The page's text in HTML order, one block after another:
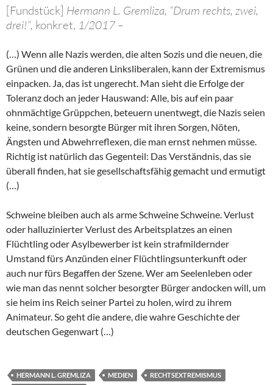
[Fundstück] Hermann L. Gremliza, “Drum rechts, zwei,
drei!“, konkret, 1/2017 –
(…) Wenn alle Nazis werden, die alten Sozis und die neuen, die
Grünen und die anderen Linksliberalen, kann der Extremismus
einpacken. Ja, das ist ungerecht. Man sieht die Erfolge der
Toleranz doch an jeder Hauswand: Alle, bis auf ein paar
ohnmächtige Grüppchen, beteuern unentwegt, die Nazis seien
keine, sondern besorgte Bürger mit ihren Sorgen, Nöten,
Ängsten und Abwehrreflexen, die man ernst nehmen müsse.
Richtig ist natürlich das Gegenteil: Das Verständnis, das sie
überall finden, hat sie gesellschaftsfähig gemacht und ermutigt
(…)
Schweine bleiben auch als arme Schweine Schweine. Verlust
oder halluzinierter Verlust des Arbeitsplatzes an einen
Flüchtling oder Asylbewerber ist kein strafmildernder
Umstand fürs Anzünden einer Flüchtlingsunterkunft oder
auch nur fürs Begaffen der Szene. Wer am Seelenleben oder
wie man das nennt solcher besorgter Bürger andocken will, um
sie heim ins Reich seiner Partei zu holen, wird zu ihrem
Animateur. So geht die andere, die wahre Geschichte der
deutschen Gegenwart (…)
HERMANN L. GREMLIZA MEDIEN
RECHTSEXTREMISMUS